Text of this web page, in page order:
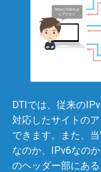
DTIでは、従来の
対応したサイトの
できます。また、
なのか、IPv6なの
のヘッダー部にあ